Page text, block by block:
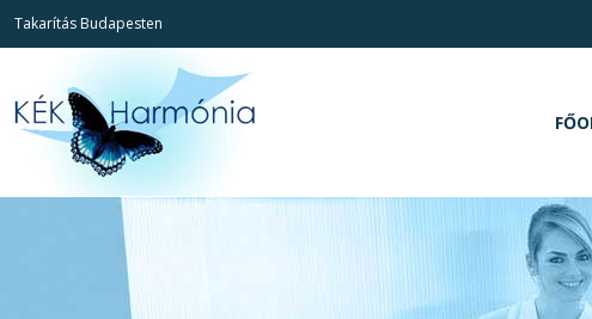
Takarítás Budapesten